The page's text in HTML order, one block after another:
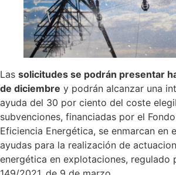
Las solicitudes se podrán presentar
de diciembre y podrán alcanzar una
ayuda del 30 por ciento del coste
subvenciones, financiadas por el
Eficiencia Energética, se enmarcan en
ayudas para la realización de
energética en explotaciones, regulado